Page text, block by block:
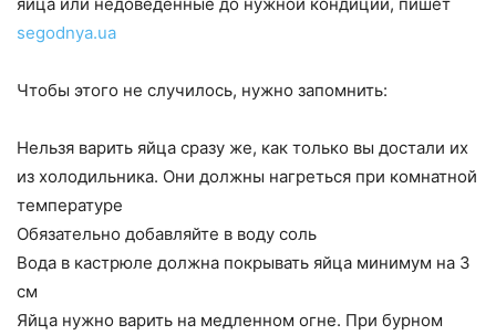
segodnya.ua
Чтобы этого не случилось, нужно запомнить:
Нельзя варить яйца сразу же, как только вы достали их
из холодильника. Они должны нагреться при комнатной
температуре
Обязательно добавляйте в воду соль
Вода в кастрюле должна покрывать яйца минимум на 3
см
Яйца нужно варить на медленном огне. При бурном